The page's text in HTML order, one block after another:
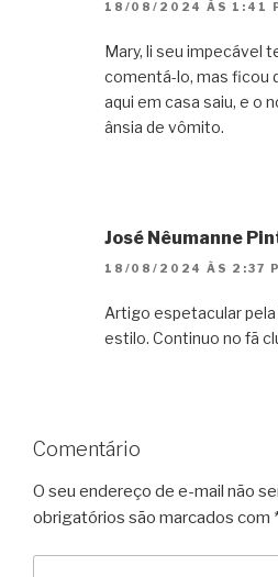
18/08/2024 ÀS 1:41
Mary, li seu impecável
comentá-lo, mas ficou
aqui em casa saiu, e o
ânsia de vômito.
José Nêumanne
18/08/2024 ÀS 2:37
Artigo espetacular
estilo. Continuo no fã
Comentário
O seu endereço de e-mail não
obrigatórios são marcados com